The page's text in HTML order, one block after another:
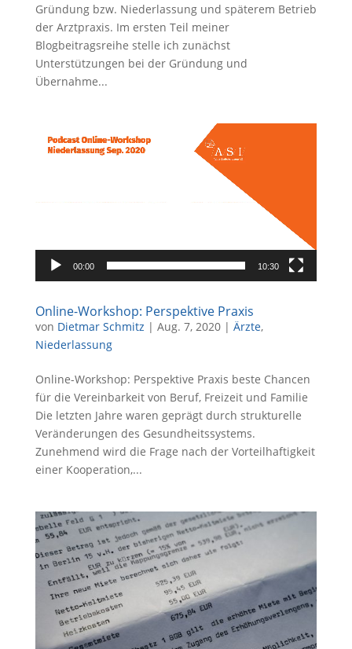
Gründung bzw. Niederlassung und späterem Betrieb
der Arztpraxis. Im ersten Teil meiner
Blogbeitragsreihe stelle ich zunächst
Unterstützungen bei der Gründung und
Übernahme...
Player
00:00 10:30
Online-Workshop: Perspektive Praxis
von Dietmar Schmitz | Aug. 7, 2020| Ärzte,
Niederlassung
Online-Workshop: Perspektive Praxis beste Chancen
für die Vereinbarkeit von Beruf, Freizeit und Familie
Die letzten Jahre waren geprägt durch strukturelle
Veränderungen des Gesundheitssystems.
Zunehmend wird die Frage nach der Vorteilhaftigkeit
einer Kooperation,...